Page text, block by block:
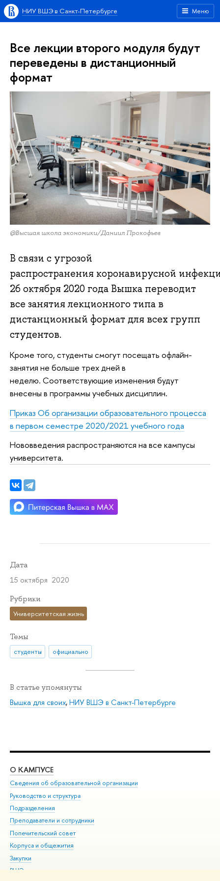
Меню
НИУ ВШЭ в Санкт-Петербурге
Все лекции второго модуля будут
переведены в дистанционный
формат
@Высшая школа экономики/Даниил Прокофьев
В связи с угрозой
распространения коронавирусной
26 октября 2020 года Вышка переводит
все занятия лекционного типа в
дистанционный формат для всех групп
студентов.
Кроме того, студенты смогут посещать офлайн-
занятия не больше трех дней в
неделю. Соответствующие изменения будут
внесены в программы учебных дисциплин.
Приказ Об организации образовательного процесса
в первом семестре 2020/2021 учебного года
Нововведения распространяются на все кампусы
университета.
Дата
15 октября 2020
Рубрики
Университетская жизнь
Темы
студенты официально
В статье упомянуты
Вышка для своих,НИУ ВШЭ в Санкт-Петербурге
О КАМПУСЕ
Сведения об образовательной организации
Руководство и структура
Подразделения
Преподаватели и сотрудники
Попечительский совет
Корпуса и общежития
Закупки
ВШЭ для студентов с ограниченными возможностями